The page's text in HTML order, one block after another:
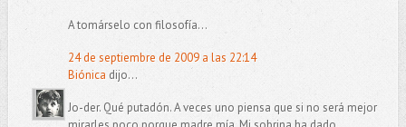
A tomárselo con filosofía...
24 de septiembre de 2009 a las 22:14
Biónica dijo...
Jo-der. Qué putadón. A veces uno piensa que si no será mejor